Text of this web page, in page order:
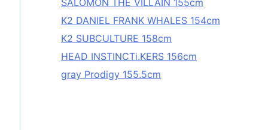
SALOMON THE VILLAIN 155cm
K2 DANIEL FRANK WHALES 154cm
K2 SUBCULTURE 158cm
HEAD INSTINCTi.KERS 156cm
gray Prodigy 155.5cm